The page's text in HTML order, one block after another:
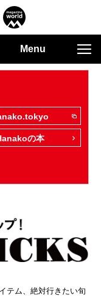
Menu
の本
テム、絶対行きたい旬